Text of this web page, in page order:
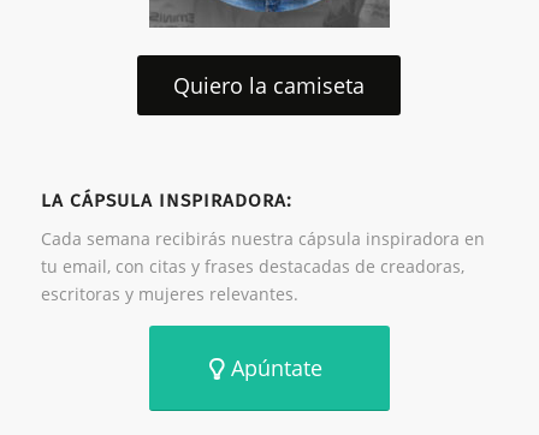
Quiero la camiseta
LA CÁPSULA INSPIRADORA:
Cada semana recibirás nuestra cápsula inspiradora en
tu email, con citas y frases destacadas de creadoras,
escritoras y mujeres relevantes.
Apúntate